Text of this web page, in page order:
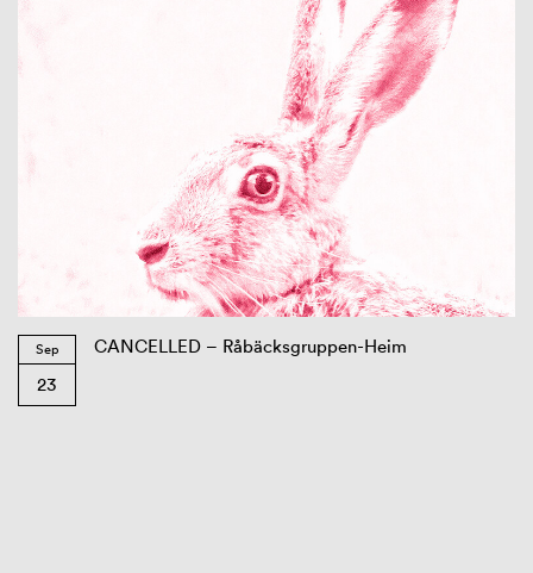
Sep
23
CANCELLED – Råbäcksgruppen-Heim